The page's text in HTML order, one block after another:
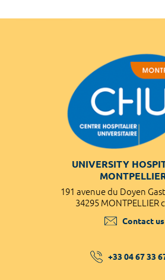
UNIVERSITY
191 avenue du Doyen
34295 MONTPELLIER
Contact us
+33 04 67 33